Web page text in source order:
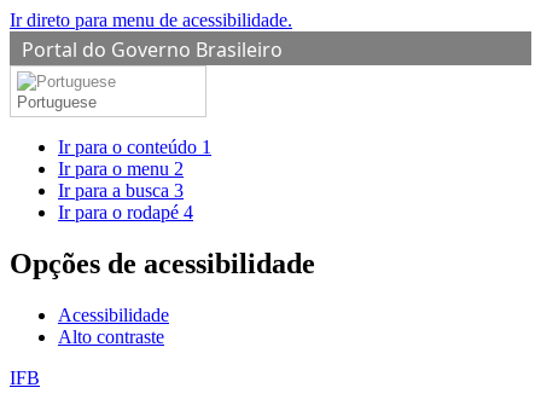
Ir direto para menu de acessibilidade.
Portal do Governo Brasileiro
Portuguese
Ir para o conteúdo 1
Ir para o menu 2
Ir para a busca 3
Ir para o rodapé 4
Opções de acessibilidade
Acessibilidade
Alto contraste
IFB